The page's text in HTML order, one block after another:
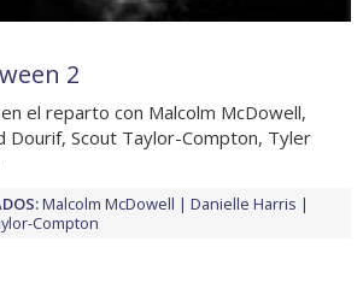
2
el reparto con Malcolm McDowell,
Dourif, Scout Taylor-Compton, Tyler
Malcolm McDowell
Danielle Harris
Compton